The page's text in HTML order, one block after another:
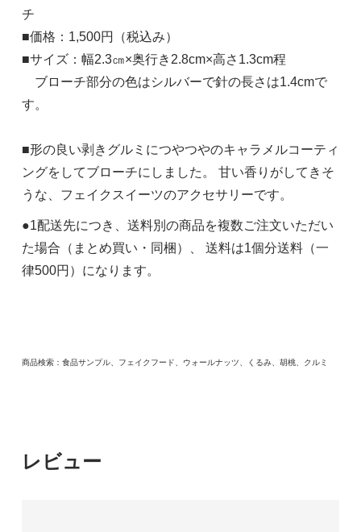
チ
■価格：1,500円（税込み）
■サイズ：幅2.3㎝×奥行き2.8cm×高さ1.3cm程
ブローチ部分の色はシルバーで針の長さは1.4cmで
す。
■形の良い剥きグルミにつやつやのキャラメルコーティ
ングをしてブローチにしました。 甘い香りがしてきそ
うな、フェイクスイーツのアクセサリーです。
●1配送先につき、送料別の商品を複数ご注文いただい
た場合（まとめ買い・同梱）、 送料は1個分送料（一
律500円）になります。
商品検索：食品サンプル、フェイクフード、ウォールナッツ、くるみ、胡桃、クルミ
レビュー